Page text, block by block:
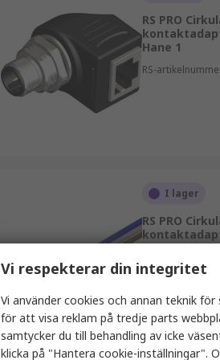
RS PRO
Hane 1
RS-
I lager
RS PRO
Hona
RS-artikelnummer
Vi respekterar din integritet
Vi använder cookies och annan teknik
för att visa reklam på tredje parts
samtycker du till behandling av icke
klicka på "Hantera cookie-inställningar".